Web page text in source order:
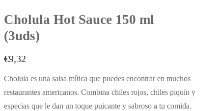
Cholula Hot Sauce 150 ml
(3uds)
€9,32
Cholula es una salsa mítica que puedes encontrar en muchos
restaurantes americanos. Combina chiles rojos, chiles piquín y
especias que le dan un toque puicante y sabroso a tu comida.